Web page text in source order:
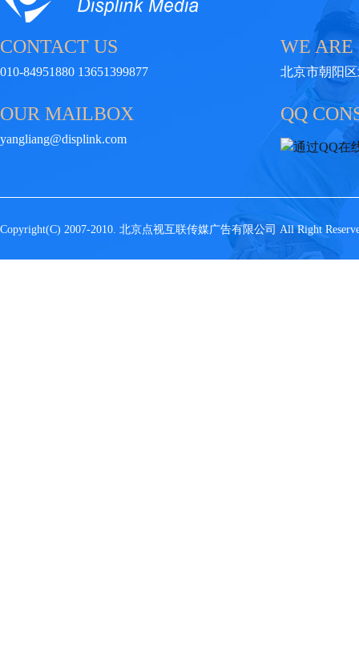
CONTACT US
010-84951880 13651399877
WE ARE
北京市朝阳
OUR MAILBOX
yangliang@displink.com
QQ
Copyright(C) 2007-2010. 北京点视互联传媒广告有限公司 All Right